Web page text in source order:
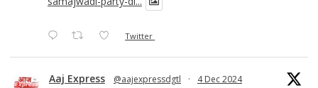
Twitter
Aaj Express @aajexpressdgtl · 4 Dec 2024